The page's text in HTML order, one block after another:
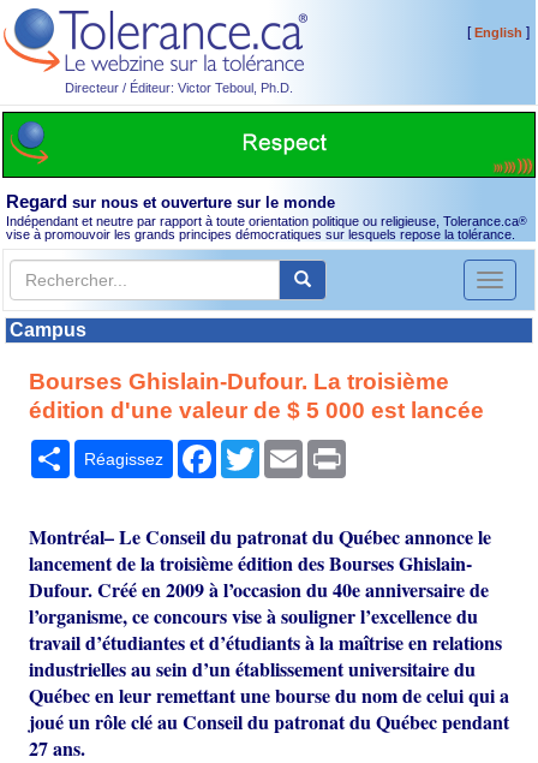
Directeur / Éditeur: Victor Teboul, Ph.D.
[English ]
Regard sur nous et ouverture sur le monde
Indépendant et neutre par rapport à toute orientation politique ou religieuse, Tolerance.ca®
vise à promouvoir les grands principes démocratiques sur lesquels repose la tolérance.
Toggle
Campus
Bourses Ghislain-Dufour. La troisième
édition d'une valeur de $ 5 000 est lancée
Partager
Réagissez Facebook
TwitterEmail
Montréal– Le Conseil du patronat du Québec annonce le
lancement de la troisième édition des Bourses Ghislain-
Dufour. Créé en 2009 à l’occasion du 40e anniversaire de
l’organisme, ce concours vise à souligner l’excellence du
travail d’étudiantes et d’étudiants à la maîtrise en relations
industrielles au sein d’un établissement universitaire du
Québec en leur remettant une bourse du nom de celui qui a
joué un rôle clé au Conseil du patronat du Québec pendant
27 ans.